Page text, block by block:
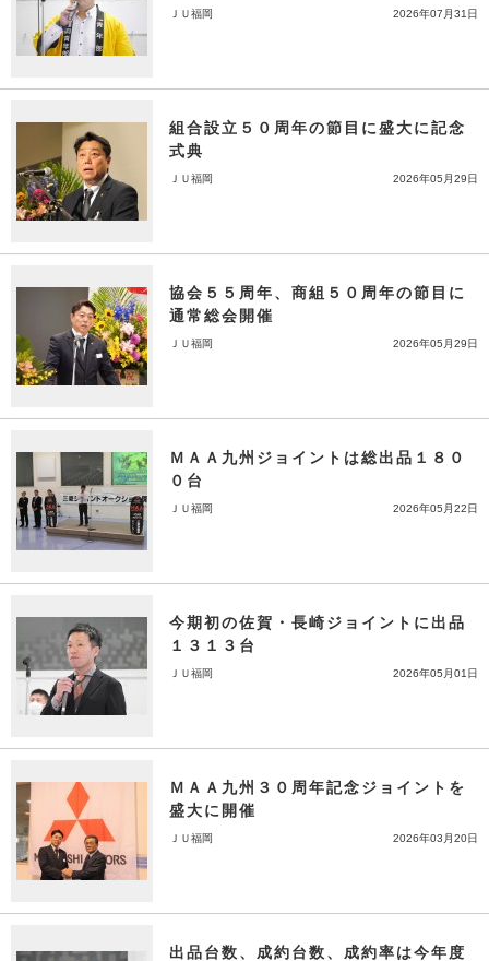
ＪＵ福岡 2026年07月31日
組合設立５０周年の節目に盛大に記念
式典
ＪＵ福岡 2026年05月29日
協会５５周年、商組５０周年の節目に
通常総会開催
ＪＵ福岡 2026年05月29日
ＭＡＡ九州ジョイントは総出品１８０
０台
ＪＵ福岡 2026年05月22日
今期初の佐賀・長崎ジョイントに出品
１３１３台
ＪＵ福岡 2026年05月01日
ＭＡＡ九州３０周年記念ジョイントを
盛大に開催
ＪＵ福岡 2026年03月20日
出品台数、成約台数、成約率は今年度